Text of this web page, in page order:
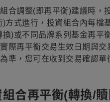
合調整(即再平衡)建議時
式進行，投資組合內每檔
)或不同品牌系列基金再平
際再平衡交易生效日期與
準，您可在收到交易確認
合再平衡(轉換/